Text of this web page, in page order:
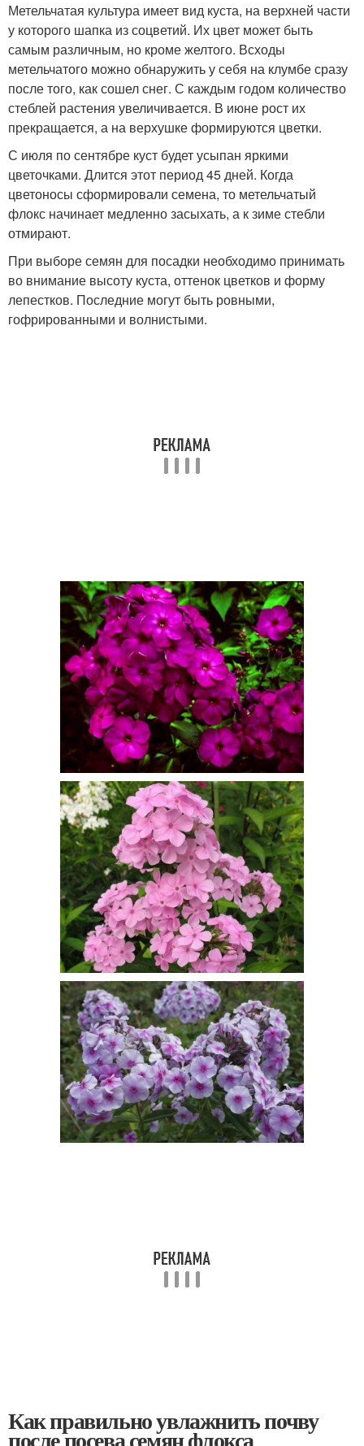
Метельчатая культура имеет вид куста, на верхней части
у которого шапка из соцветий. Их цвет может быть
самым различным, но кроме желтого. Всходы
метельчатого можно обнаружить у себя на клумбе сразу
после того, как сошел снег. С каждым годом количество
стеблей растения увеличивается. В июне рост их
прекращается, а на верхушке формируются цветки.
С июля по сентябре куст будет усыпан яркими
цветочками. Длится этот период 45 дней. Когда
цветоносы сформировали семена, то метельчатый
флокс начинает медленно засыхать, а к зиме стебли
отмирают.
При выборе семян для посадки необходимо принимать
во внимание высоту куста, оттенок цветков и форму
лепестков. Последние могут быть ровными,
гофрированными и волнистыми.
Как правильно увлажнить почву